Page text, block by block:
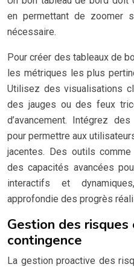
en permettant de zoomer
nécessaire.
Pour créer des tableaux de
les métriques les plus
Utilisez des visualisations
des jauges ou des feux
d’avancement. Intégrez
pour permettre aux
jacentes. Des outils
des capacités avancées
interactifs et
approfondie des progrès
Gestion des
contingence
La gestion proactive des